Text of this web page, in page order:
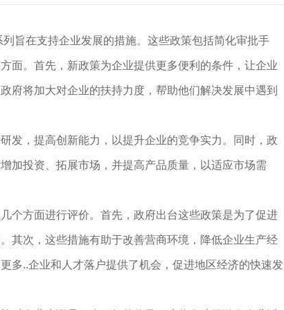
旨在支持企业发展的措施。这些政策包括简化审批手
面。首先，新政策为企业提供更多便利的条件，让企业
府将加大对企业的扶持力度，帮助他们解决发展中遇到
发，提高创新能力，以提升企业的竞争实力。同时，政
加投资、拓展市场，并提高产品质量，以适应市场需
个方面进行评价。首先，政府出台这些政策是为了促进
其次，这些措施有助于改善营商环境，降低企业生产经
多..企业和人才落户提供了机会，促进地区经济的快速发